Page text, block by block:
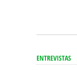
ENTREVISTAS